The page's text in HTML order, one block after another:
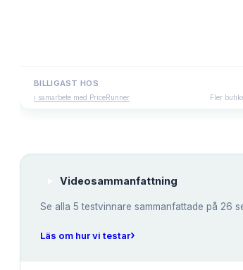
BILLIGAST HOS
i samarbete med PriceRunner Fler
Videosammanfattning
Se alla 5 testvinnare sammanfattade på 26
Läs om hur vi testar›